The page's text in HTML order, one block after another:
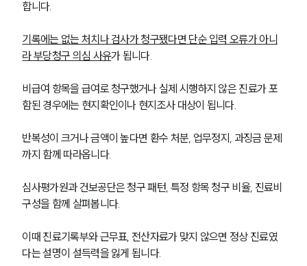
업무사례
주요 업무사례
사례분석/최신동향
법률정보
고객후기
업무분야
의료·바이오·헬스케어그룹 업무
전체
합니다.
기록에는 없는 처치나 검사가 청구됐다면 단순 입력 오류가 아니
라 부당청구 의심 사유가 됩니다.
비급여 항목을 급여로 청구했거나 실제 시행하지 않은 진료가 포
함된 경우에는 현지확인이나 현지조사 대상이 됩니다.
반복성이 크거나 금액이 높다면 환수 처분, 업무정지, 과징금 문제
까지 함께 따라옵니다.
심사평가원과 건보공단은 청구 패턴, 특정 항목 청구 비율, 진료비
구성을 함께 살펴봅니다.
이때 진료기록부와 근무표, 전산자료가 맞지 않으면 정상 진료였
다는 설명이 설득력을 잃게 됩니다.